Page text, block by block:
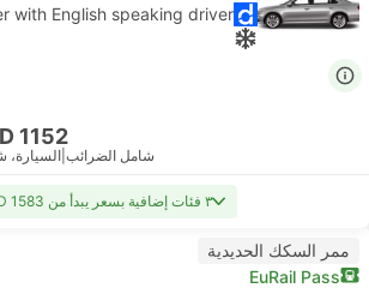
1152
شامل الضرائب السيارة،
٣ فئات إضافية بسعر يبدأ من USD 1583
ممر السكك الحديدية
EuRail Pass